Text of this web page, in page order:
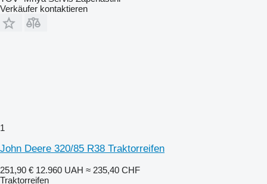
Verkäufer kontaktieren
1
John Deere 320/85 R38 Traktorreifen
251,90 € 12.960 UAH ≈ 235,40 CHF
Traktorreifen